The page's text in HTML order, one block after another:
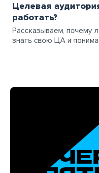
Целевая
работать?
Рассказываем, почему
знать свою ЦА и